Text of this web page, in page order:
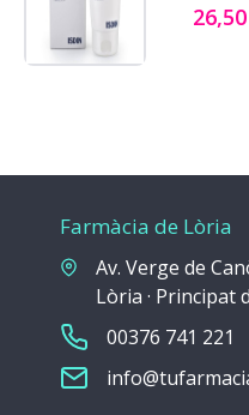
Farmàcia de Lòria
Av. Verge de
Lòria · Principat
00376 741 221